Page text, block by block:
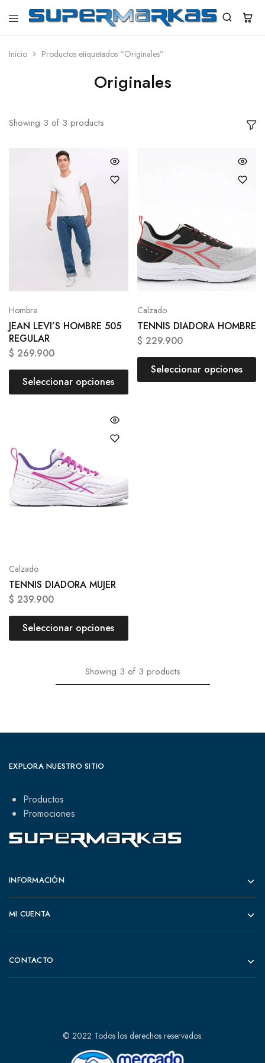
SuperMarkas
Ropa
con
Inicio Productos etiquetados “Originales”
Originales
Showing 3 of 3 products
Hombre
JEAN LEVI’S HOMBRE 505
REGULAR
$ 269.900
Seleccionar opciones
Calzado
TENNIS DIADORA HOMBRE
$ 229.900
Seleccionar opciones
Calzado
TENNIS DIADORA MUJER
$ 239.900
Seleccionar opciones
Showing 3 of 3 products
EXPLORA NUESTRO SITIO
Productos
Promociones
INFORMACIÓN
MI CUENTA
CONTACTO
© 2022 Todos los derechos reservados.